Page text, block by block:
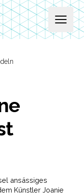
Open
ansässiges
Künstler Joanie